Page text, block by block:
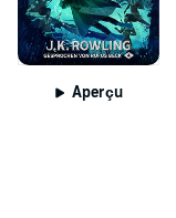
Aperçu